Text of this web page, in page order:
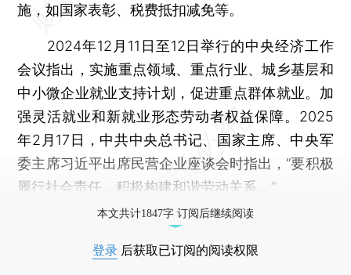
施，如国家表彰、税费抵扣减免等。
2024年12月11日至12日举行的中央经济工作
会议指出，实施重点领域、重点行业、城乡基层和
中小微企业就业支持计划，促进重点群体就业。加
强灵活就业和新就业形态劳动者权益保障。2025
年2月17日，中共中央总书记、国家主席、中央军
委主席习近平出席民营企业座谈会时指出，“要积极
履行社会责任，积极构建和谐劳动关系。”
本文共计1847字 订阅后继续阅读
登录 后获取已订阅的阅读权限